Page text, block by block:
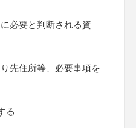
必要と判断される資
先住所等、必要事項を
る